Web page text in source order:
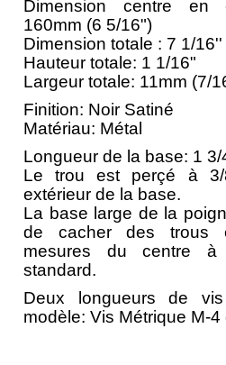
Dimension centre en
160mm (6 5/16")
Dimension totale : 7 1/16''
Hauteur totale: 1 1/16"
Largeur totale: 11mm (7/
Finition: Noir Satiné
Matériau: Métal
Longueur de la base: 1 3/
Le trou est perçé à
extérieur de la base.
La base large de la
de cacher des trous
mesures du centre
standard.
Deux longueurs de
modèle: Vis Métrique M-